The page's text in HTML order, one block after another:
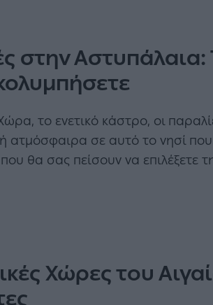
στην Αστυπάλαια:
το ενετικό κάστρο, οι
ατμόσφαιρα σε αυτό το νησί
που θα σας πείσουν να επιλέξετε
Χώρες του